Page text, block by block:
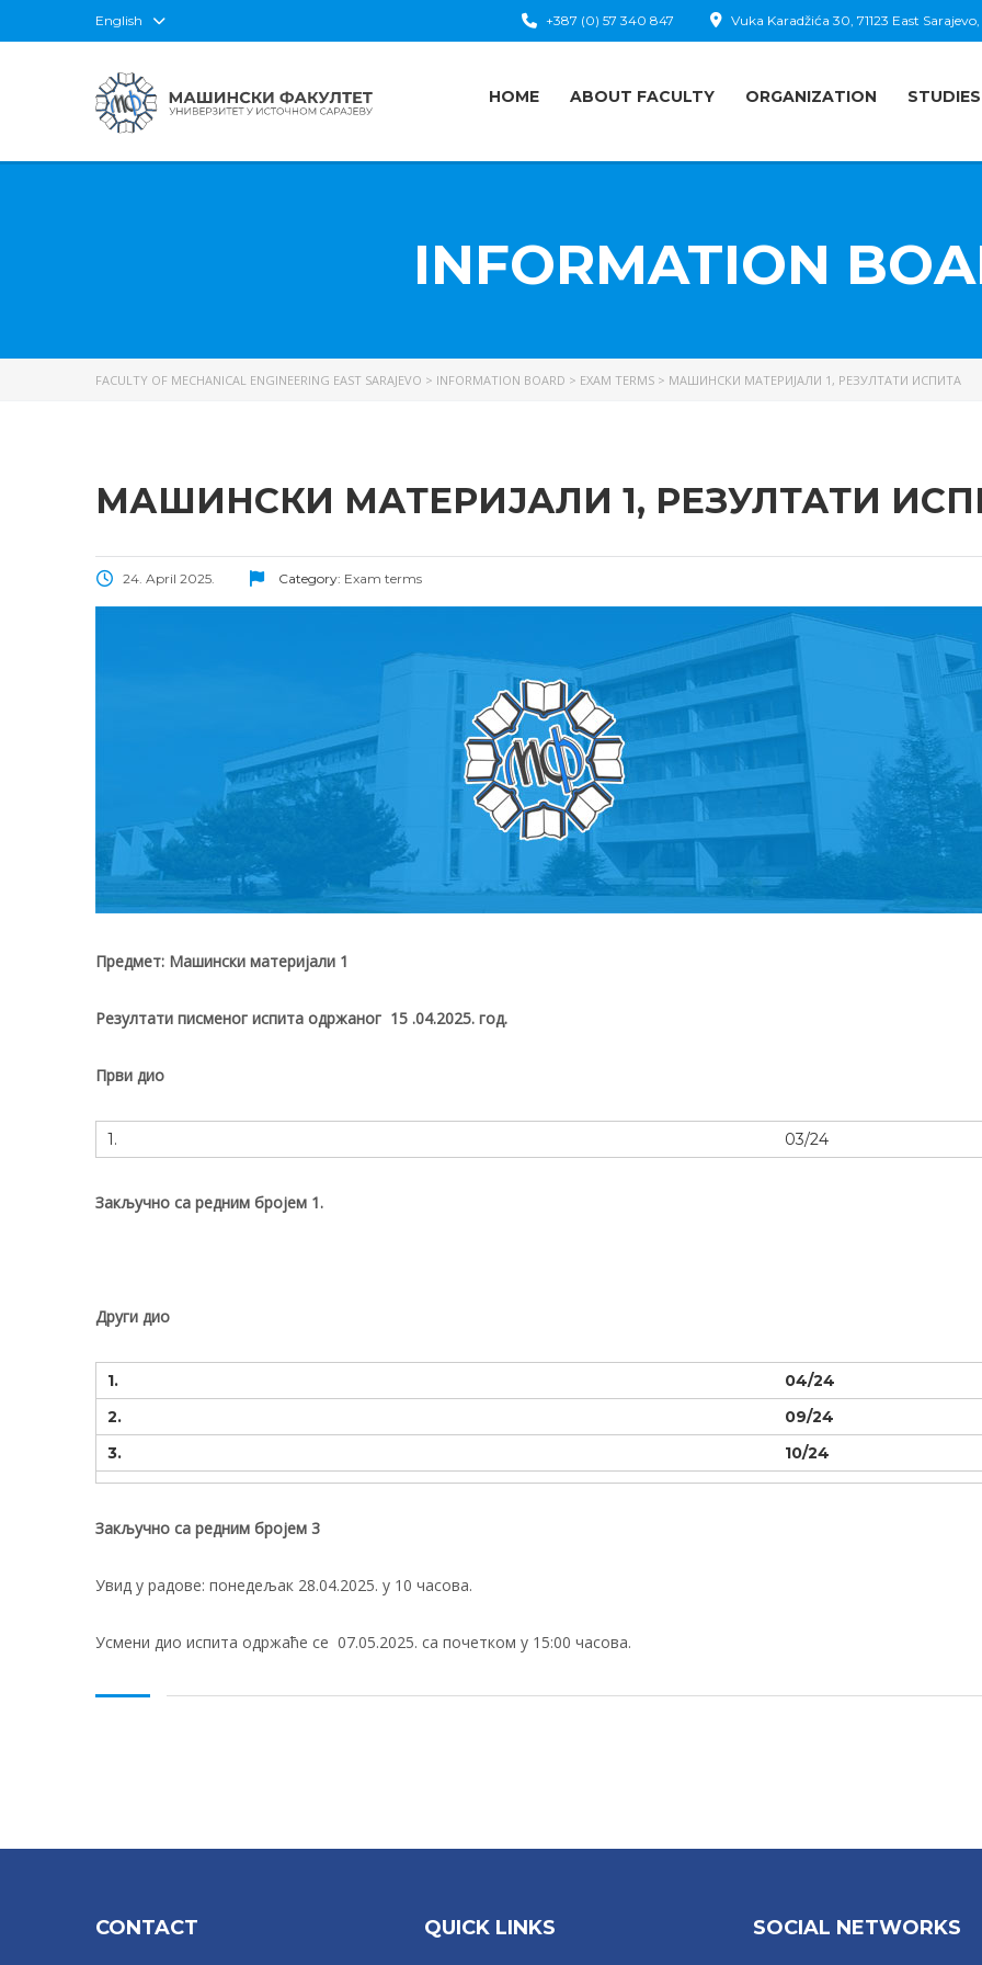
English Vuka Karadžića 30, 71123 East
+387 (0) 57 340 847
HOME ABOUT FACULTY ORGANIZATION STUDIES
INFORMATION
FACULTY OF MECHANICAL ENGINEERING EAST SARAJEVO > INFORMATION BOARD > EXAM TERMS > МАШИНСКИ МАТЕРИЈАЛИ 1, РЕЗУЛТАТИ ИСПИТА
МАШИНСКИ МАТЕРИЈАЛИ 1, РЕЗУЛТАТИ
24. April 2025. Category: Exam terms
Предмет: Машински материјали 1
Резултати писменог испита одржаног 15 .04.2025. год.
Први дио
1. 03/24
Закључно са редним бројем 1.
Други дио
1. 04/24
2.
09/24
3.
10/24
Закључно са редним бројем 3
Увид у радове: понедељак 28.04.2025. у 10 часова.
Усмени дио испита одржаће се 07.05.2025. са почетком у 15:00 часова.
CONTACT QUICK LINKS SOCIAL NETWORKS